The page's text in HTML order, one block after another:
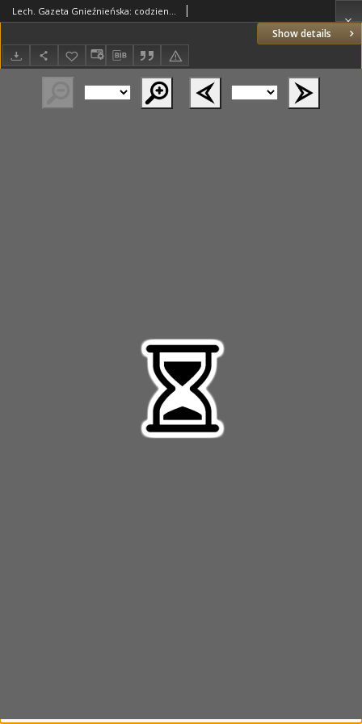
Show details
Lech. Gazeta Gnieźnieńska: codzienne pismo polityczne dla wszystkich stanów 1929.02.26 R.31 Nr47